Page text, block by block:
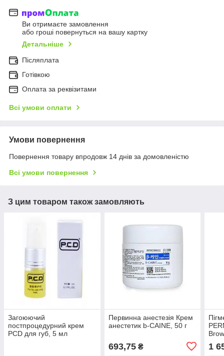
Ви отримаєте замовлення
або гроші повернуться на вашу картку
Детальніше
Післяплата
Готівкою
Оплата за реквізитами
Всі умови оплати
Умови повернення
Повернення товару впродовж 14 днів за домовленістю
Всі умови повернення
З цим товаром також замовляють
Загоюючий
постпроцедурний крем
PCD для губ, 5 мл
Первинна анестезія Крем
анестетик b-CAINE, 50 г
693,75₴ 1